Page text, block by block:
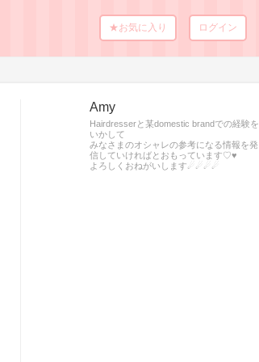
★お気に入り ログイン
Amy
Hairdresserと某domestic brandでの経験を
いかして
みなさまのオシャレの参考になる情報を発
信していければとおもっています♡♥︎
よろしくおねがいします☄☄☄☄